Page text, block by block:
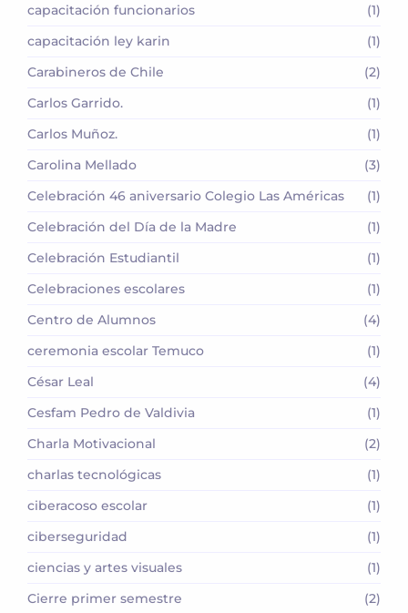
capacitación funcionarios
(1)
capacitación ley karin
(1)
Carabineros de Chile
(2)
Carlos Garrido.
(1)
Carlos Muñoz.
(1)
Carolina Mellado
(3)
Celebración 46 aniversario Colegio Las Américas
(1)
Celebración del Día de la Madre
(1)
Celebración Estudiantil
(1)
Celebraciones escolares
(1)
Centro de Alumnos
(4)
ceremonia escolar Temuco
(1)
César Leal
(4)
Cesfam Pedro de Valdivia
(1)
Charla Motivacional
(2)
charlas tecnológicas
(1)
ciberacoso escolar
(1)
ciberseguridad
(1)
ciencias y artes visuales
(1)
Cierre primer semestre
(2)